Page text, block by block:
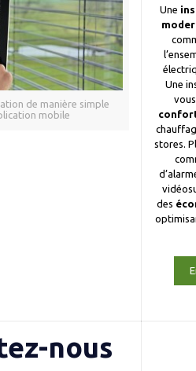
de manière simple
mobile
Une
Une
stores.
des
nous